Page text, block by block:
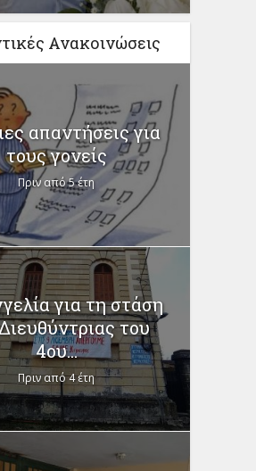
Ανακοινώσεις
απαντήσεις για
τους γονείς
Πριν από 5 έτη
για τη στάση
του
4ου...
Πριν από 4 έτη